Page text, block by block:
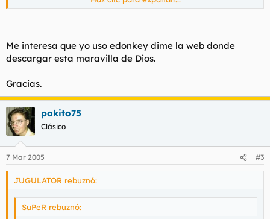
búsqueda avanzada dispone también de muchos filtros para
la red edonkey desde la barra de busquedas de Firefox.
Es muy simple y da muy buenos resultados
Me interesa que yo uso edonkey dime la web donde
descargar esta maravilla de Dios.
Gracias.
pakito75
Clásico
7 Mar 2005 #3
JUGULATOR rebuznó:
SuPeR rebuznó: